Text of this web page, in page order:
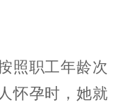
照职工年龄次
怀孕时，她就